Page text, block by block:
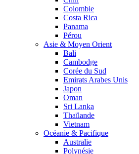
Colombie
Costa Rica
Panama
Pérou
Asie & Moyen Orient
Bali
Cambodge
Corée du Sud
Emirats Arabes Unis
Japon
Oman
Sri Lanka
Thaïlande
Vietnam
Océanie & Pacifique
Australie
Polynésie